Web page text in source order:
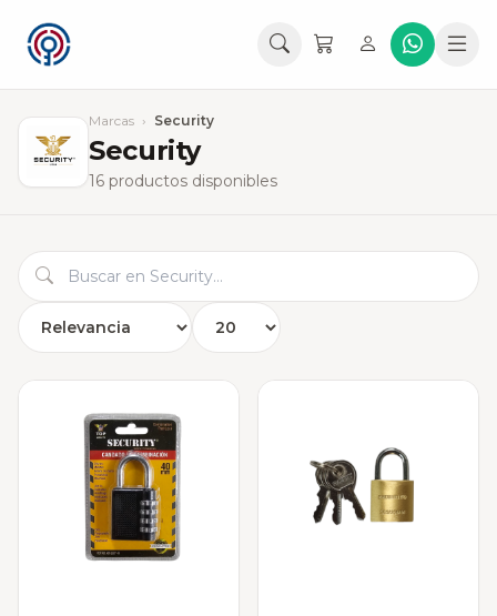
Marcas › Security
Security
16 productos disponibles